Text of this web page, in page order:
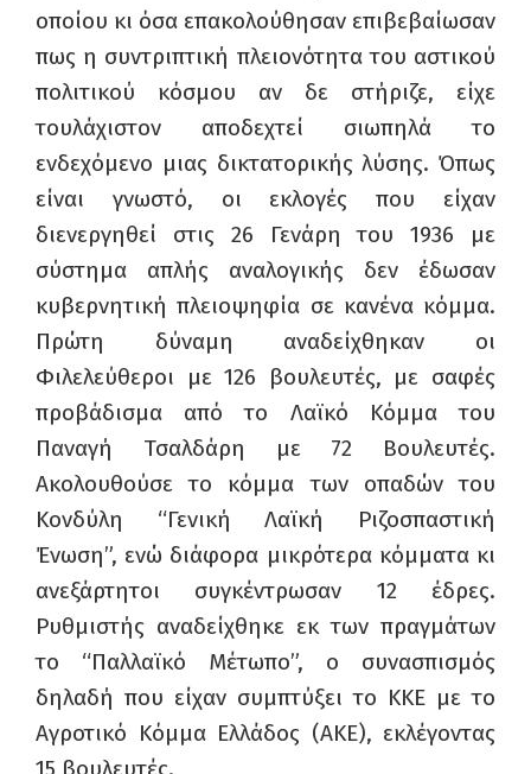
οποίου κι όσα επακολούθησαν επιβεβαίωσαν
πως η συντριπτική πλειονότητα του αστικού
πολιτικού κόσμου αν δε στήριζε, είχε
τουλάχιστον αποδεχτεί σιωπηλά το
ενδεχόμενο μιας δικτατορικής λύσης. Όπως
είναι γνωστό, οι εκλογές που είχαν
διενεργηθεί στις 26 Γενάρη του 1936 με
σύστημα απλής αναλογικής δεν έδωσαν
κυβερνητική πλειοψηφία σε κανένα κόμμα.
Πρώτη δύναμη αναδείχθηκαν οι
Φιλελεύθεροι με 126 βουλευτές, με σαφές
προβάδισμα από το Λαϊκό Κόμμα του
Παναγή Τσαλδάρη με 72 Βουλευτές.
Ακολουθούσε το κόμμα των οπαδών του
Κονδύλη “Γενική Λαϊκή Ριζοσπαστική
Ένωση”, ενώ διάφορα μικρότερα κόμματα κι
ανεξάρτητοι συγκέντρωσαν 12 έδρες.
Ρυθμιστής αναδείχθηκε εκ των πραγμάτων
το “Παλλαϊκό Μέτωπο”, ο συνασπισμός
δηλαδή που είχαν συμπτύξει το ΚΚΕ με το
Αγροτικό Κόμμα Ελλάδος (ΑΚΕ), εκλέγοντας